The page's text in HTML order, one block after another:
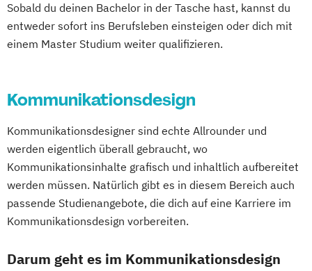
Sobald du deinen Bachelor in der Tasche hast, kannst du
entweder sofort ins Berufsleben einsteigen oder dich mit
einem Master Studium weiter qualifizieren.
Kommunikationsdesign
Kommunikationsdesigner sind echte Allrounder und
werden eigentlich überall gebraucht, wo
Kommunikationsinhalte grafisch und inhaltlich aufbereitet
werden müssen. Natürlich gibt es in diesem Bereich auch
passende Studienangebote, die dich auf eine Karriere im
Kommunikationsdesign vorbereiten.
Darum geht es im Kommunikationsdesign